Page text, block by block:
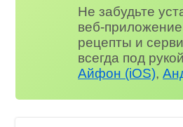
Не забудьте
веб-
рецепты и
всегда под
Айфон (iOS),